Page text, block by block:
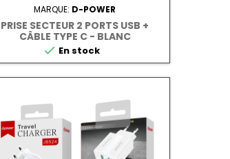
MARQUE: D-POWER
PRISE SECTEUR 2 PORTS USB +
CÂBLE TYPE C - BLANC
 En stock